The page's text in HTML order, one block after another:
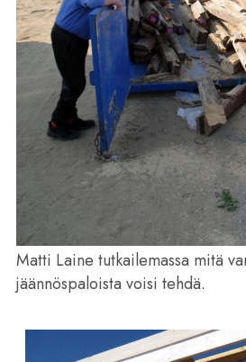
Matti Laine tutkailemassa mitä
jäännöspaloista voisi tehdä.